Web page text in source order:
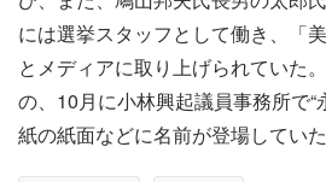
には選挙スタッフとして働き、「
とメディアに取り上げられていた
の、10月に小林興起議員事務所で“
紙の紙面などに名前が登場していた